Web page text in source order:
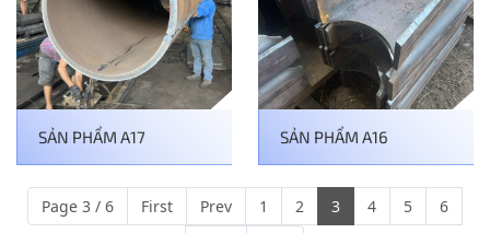
SẢN PHẨM A17 SẢN PHẨM A16
Page 3 / 6 First Prev 1 2 3 4 5
6